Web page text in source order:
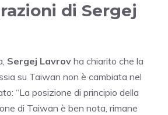
di Sergej
Sergej Lavrov ha chiarito che la
su Taiwan non è cambiata nel
“La posizione di principio della
di Taiwan è ben nota, rimane